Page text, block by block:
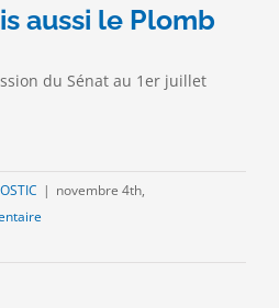
aussi le Plomb
du Sénat au 1er juillet
| novembre 4th,